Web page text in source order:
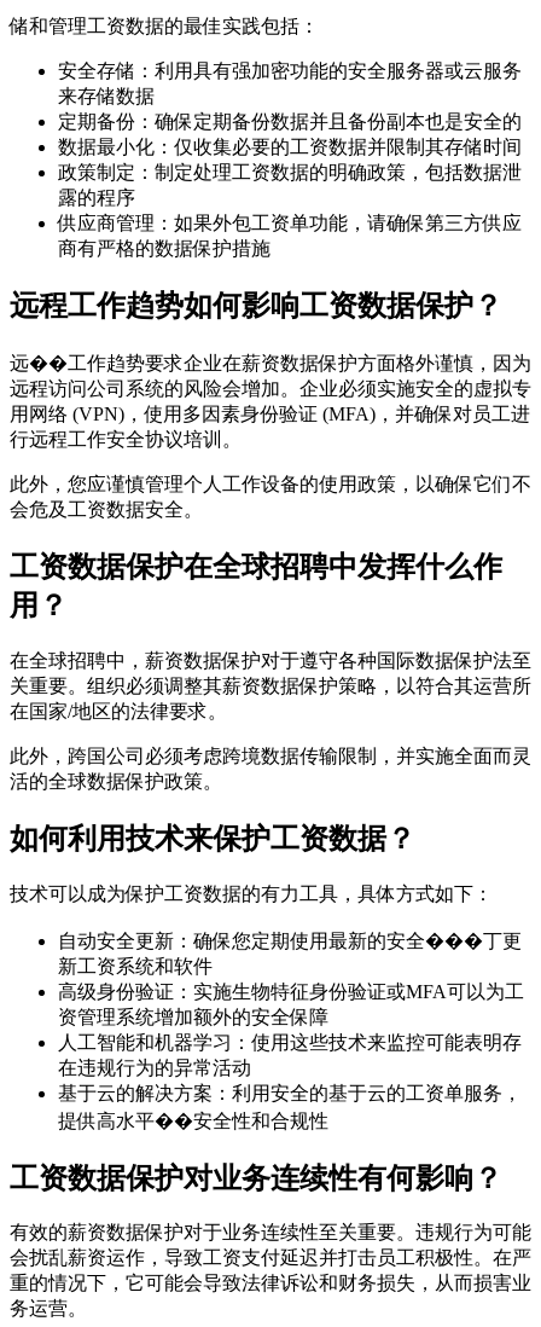
储和管理工资数据的最佳实践包括：
安全存储：利用具有强加密功能的安全服务器或云服务
来存储数据
定期备份：确保定期备份数据并且备份副本也是安全的
数据最小化：仅收集必要的工资数据并限制其存储时间
政策制定：制定处理工资数据的明确政策，包括数据泄
露的程序
供应商管理：如果外包工资单功能，请确保第三方供应
商有严格的数据保护措施
远程工作趋势如何影响工资数据保护？
远��工作趋势要求企业在薪资数据保护方面格外谨慎，因为
远程访问公司系统的风险会增加。企业必须实施安全的虚拟专
用网络 (VPN)，使用多因素身份验证 (MFA)，并确保对员工进
行远程工作安全协议培训。
此外，您应谨慎管理个人工作设备的使用政策，以确保它们不
会危及工资数据安全。
工资数据保护在全球招聘中发挥什么作
用？
在全球招聘中，薪资数据保护对于遵守各种国际数据保护法至
关重要。组织必须调整其薪资数据保护策略，以符合其运营所
在国家/地区的法律要求。
此外，跨国公司必须考虑跨境数据传输限制，并实施全面而灵
活的全球数据保护政策。
如何利用技术来保护工资数据？
技术可以成为保护工资数据的有力工具，具体方式如下：
自动安全更新：确保您定期使用最新的安全���丁更
新工资系统和软件
高级身份验证：实施生物特征身份验证或MFA可以为工
资管理系统增加额外的安全保障
人工智能和机器学习：使用这些技术来监控可能表明存
在违规行为的异常活动
基于云的解决方案：利用安全的基于云的工资单服务，
提供高水平��安全性和合规性
工资数据保护对业务连续性有何影响？
有效的薪资数据保护对于业务连续性至关重要。违规行为可能
会扰乱薪资运作，导致工资支付延迟并打击员工积极性。在严
重的情况下，它可能会导致法律诉讼和财务损失，从而损害业
务运营。